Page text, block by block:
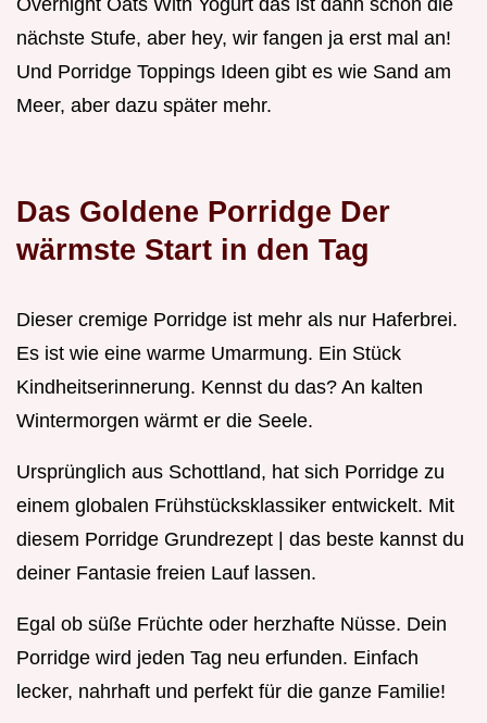
Overnight Oats With Yogurt das ist dann schon die
nächste Stufe, aber hey, wir fangen ja erst mal an!
Und Porridge Toppings Ideen gibt es wie Sand am
Meer, aber dazu später mehr.
Das Goldene Porridge Der
wärmste Start in den Tag
Dieser cremige Porridge ist mehr als nur Haferbrei.
Es ist wie eine warme Umarmung. Ein Stück
Kindheitserinnerung. Kennst du das? An kalten
Wintermorgen wärmt er die Seele.
Ursprünglich aus Schottland, hat sich Porridge zu
einem globalen Frühstücksklassiker entwickelt. Mit
diesem Porridge Grundrezept | das beste kannst du
deiner Fantasie freien Lauf lassen.
Egal ob süße Früchte oder herzhafte Nüsse. Dein
Porridge wird jeden Tag neu erfunden. Einfach
lecker, nahrhaft und perfekt für die ganze Familie!